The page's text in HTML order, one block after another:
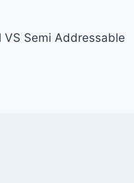
VS Semi Addressable